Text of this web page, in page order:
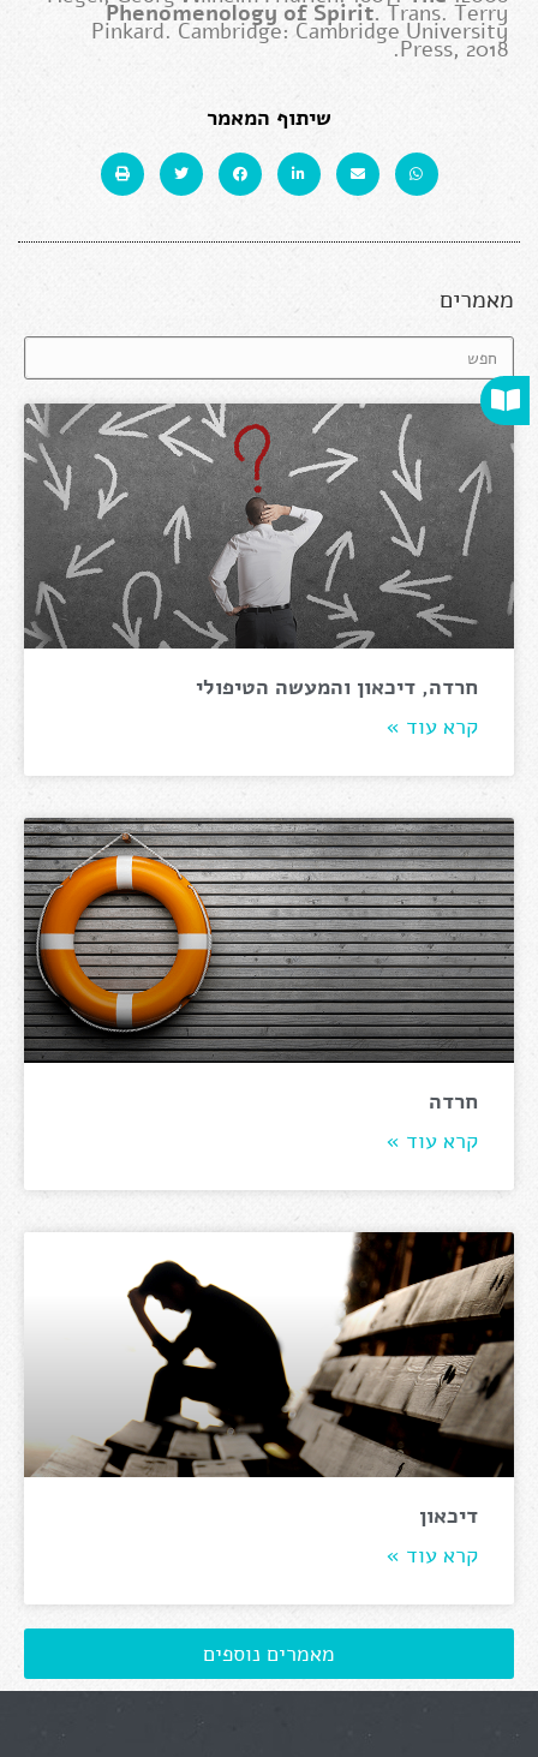
Phenomenology of Spirit.Trans. Terry
Pinkard. Cambridge: Cambridge University
Press, 2018.
שיתוף המאמר
מאמרים
חרדה, דיכאון והמעשה הטיפולי
קרא עוד »
חרדה
קרא עוד »
דיכאון
קרא עוד »
מאמרים נוספים